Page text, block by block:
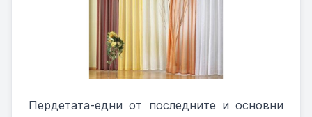
Пердетата-едни от последните и основни